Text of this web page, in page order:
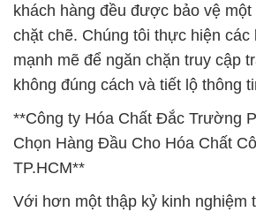
khách hàng đều được bảo vệ một
chặt chẽ. Chúng tôi thực hiện các
mạnh mẽ để ngăn chặn truy cập
không đúng cách và tiết lộ thông
**Công ty Hóa Chất Đắc Trường
Chọn Hàng Đầu Cho Hóa Chất
TP.HCM**
Với hơn một thập kỷ kinh nghiệm